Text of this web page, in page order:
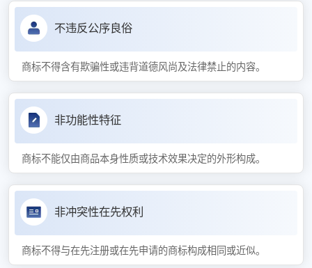
不违反公序良俗
商标不得含有欺骗性或违背道德风尚及法律禁止的内容。
非功能性特征
商标不能仅由商品本身性质或技术效果决定的外形构成。
非冲突性在先权利
商标不得与在先注册或在先申请的商标构成相同或近似。